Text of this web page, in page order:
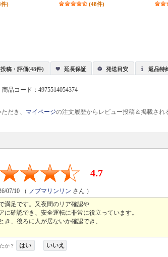
件) (48件)
稿・評価(48件) 延長保証 発送目安 返品特
商品コード：4975514054374
だき、 マイページの注文履歴からレビュー投稿＆掲載され
4.7
07/10 （ ノブマリンリン さん ）
満足です。又夜間のリア確認や
に確認でき、安全運転に非常に役立っています。
き、後ろに人が居ないか確認でき、
か？ はい いいえ